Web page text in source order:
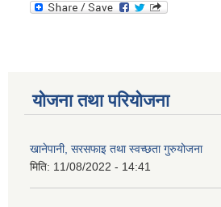
योजना तथा परियोजना
खानेपानी, सरसफाइ तथा स्वच्छता गुरुयोजना
मिति: 11/08/2022 - 14:41